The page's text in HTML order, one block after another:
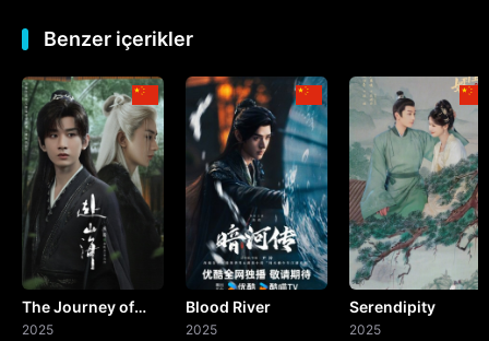
15. Bölüm
16. Bölüm
17. Bölüm
18. Bölüm
19. Bölüm
20. Bölüm
Benzer içerikler
The Journey of
Legend
2025
Blood River
2025
Serendipity
2025